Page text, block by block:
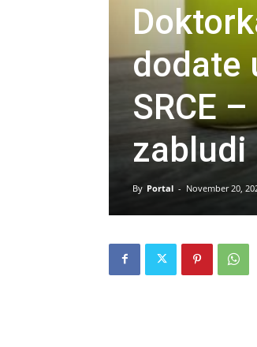
dodate
SRCE
zabludi
By Portal - November 20,